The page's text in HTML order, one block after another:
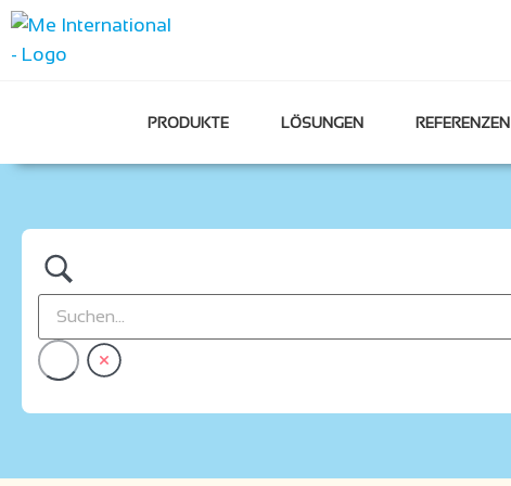
PRODUKTE LÖSUNGEN REFERENZEN